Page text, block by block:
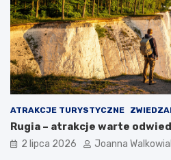
ATRAKCJE TURYSTYCZNE
Rugia – atrakcje warte
2 lipca 2026 Joanna